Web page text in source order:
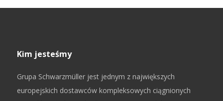
Kim jesteśmy
Grupa Schwarzmüller jest jednym z największych
europejskich dostawców kompleksowych ciągnionych